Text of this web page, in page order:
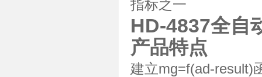
指标之一
HD-4837全自
产品特点
建立mg=f(ad-result)